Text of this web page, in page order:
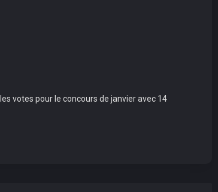
votes pour le concours de janvier avec 14